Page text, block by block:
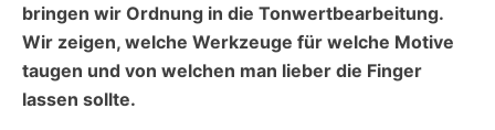
bringen wir Ordnung in die Tonwertbearbeitung.
Wir zeigen, welche Werkzeuge für welche Motive
taugen und von welchen man lieber die Finger
lassen sollte.